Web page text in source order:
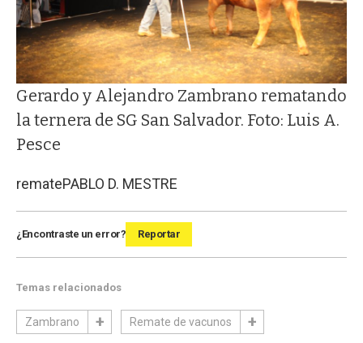
Gerardo y Alejandro Zambrano rematando
la ternera de SG San Salvador. Foto: Luis A.
Pesce
rematePABLO D. MESTRE
¿Encontraste un error? Reportar
Temas relacionados
Zambrano Remate de vacunos